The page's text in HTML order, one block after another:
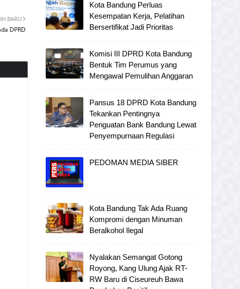
BARU
DPRD
Kota Bandung Perluas
Kesempatan Kerja, Pelatihan
Bersertifikat Jadi Prioritas
Komisi III DPRD Kota Bandung
Bentuk Tim Perumus yang
Mengawal Pemulihan Anggaran
Pansus 18 DPRD Kota Bandung
Tekankan Pentingnya
Penguatan Bank Bandung Lewat
Penyempurnaan Regulasi
PEDOMAN MEDIA SIBER
Kota Bandung Tak Ada Ruang
Kompromi dengan Minuman
Beralkohol Ilegal
Nyalakan Semangat Gotong
Royong, Kang Ulung Ajak RT-
RW Baru di Ciseureuh Bawa